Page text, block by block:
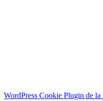
WordPress Cookie Plugin de